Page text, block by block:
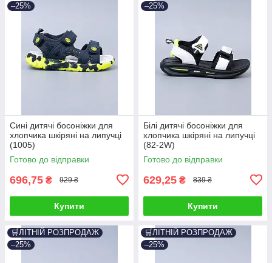
–25%
Сині дитячі босоніжки для
хлопчика шкіряні на липучці
(1005)
Готово до відправки
696,75 ₴ 929 ₴
Купити
–25%
Білі дитячі босоніжки для
хлопчика шкіряні на липучці
(82-2W)
Готово до відправки
629,25 ₴ 839 ₴
Купити
🛒ЛІТНІЙ РОЗПРОДАЖ
–25%
🛒ЛІТНІЙ РОЗПРОДАЖ
–25%